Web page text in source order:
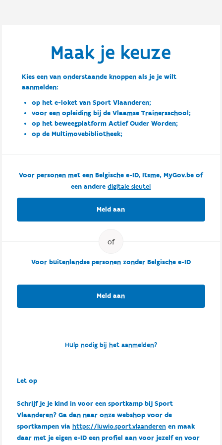
Maak je keuze
Kies een van onderstaande knoppen als je je wilt
aanmelden:
op het e-loket van Sport Vlaanderen;
voor een opleiding bij de Vlaamse Trainersschool;
op het beweegplatform Actief Ouder Worden;
op de Multimovebibliotheek;
Voor personen met een Belgische e-ID, Itsme, MyGov.be of
een anderedigitale sleutel
Meld aan
Voor buitenlandse personen zonder Belgische e-ID
Meld aan
Hulp nodig bij het aanmelden?
Let op
Schrijf je je kind in voor een sportkamp bij Sport
Vlaanderen? Ga dan naar onze webshop voor de
sportkampen via https://luwio.sport.vlaanderenen maak
daar met je eigen e-ID een profiel aan voor jezelf en voor